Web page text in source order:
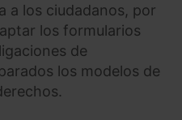
a los ciudadanos, por
los formularios
de
los modelos de